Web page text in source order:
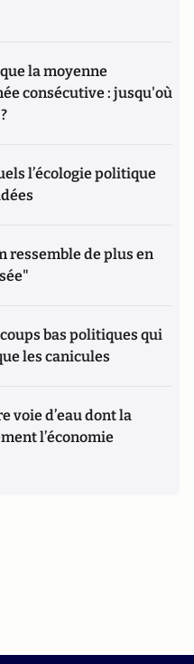
la moyenne
consécutive : jusqu'où
l’écologie politique
ressemble de plus en
bas politiques qui
les canicules
voie d’eau dont la
l’économie